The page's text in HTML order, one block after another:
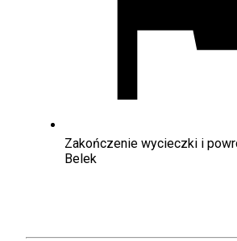
Zakończenie wycieczki i
Belek